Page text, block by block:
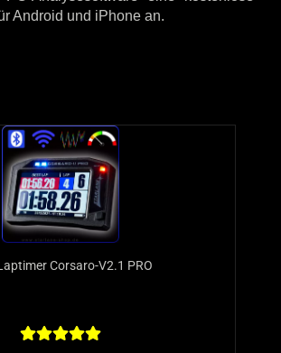
Android und iPhone an.
Corsaro-V2.1 PRO